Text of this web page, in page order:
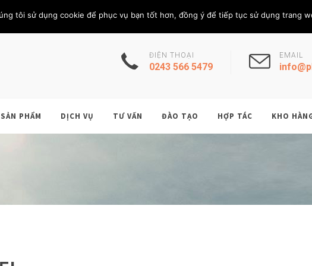
LIÊN HỆ THÀNH VIÊN Thứ Sáu, 7/8/
ĐIỆN THOẠI
0243 566 5479
EMAIL
SẢN PHẨM DỊCH VỤ TƯ VẤN ĐÀO TẠO HỢP TÁC KHO
tôi sử dụng cookie để phục vụ bạn tốt hơn, đồng ý để tiếp tục sử dụng trang